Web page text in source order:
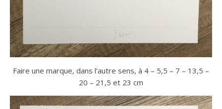
Faire une marque, dans l’autre sens, à 4 – 5,5 – 7 – 13,5 –
20 – 21,5 et 23 cm